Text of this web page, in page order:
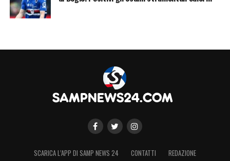
SCARICA L’APP DI SAMP NEWS 24 CONTATTI
REDAZIONE